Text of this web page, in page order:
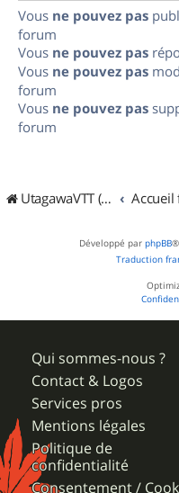
Vous ne pouvez pas
forum
Vous ne pouvez pas
Vous ne pouvez pas
forum
Vous ne pouvez pas
forum
UtagawaVTT (Randos VTT et VTTAE avec traces GPS)
Développé par phpBB®
Traduction
Qui sommes-nous ?
Contact & Logos
Services pros
Mentions légales
Politique de
confidentialité
Consentement /